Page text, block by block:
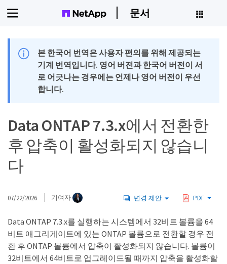
문서
본 한국어 번역은 사용자 편의를 위해 제공되는
기계 번역입니다. 영어 버전과 한국어 버전이 서
로 어긋나는 경우에는 언제나 영어 버전이 우선
합니다.
Data ONTAP 7.3.x에서 전환한
후 압축이 활성화되지 않습니
다
07/22/2026 기여자 변경 제안 PDF
Data ONTAP 7.3.x를 실행하는 시스템에서 32비트 볼륨을 64
비트 애그리게이트에 있는 ONTAP 볼륨으로 전환할 경우 전
환 후 ONTAP 볼륨에서 압축이 활성화되지 않습니다. 볼륨이
32비트에서 64비트로 업그레이드될 때까지 압축을 활성화할